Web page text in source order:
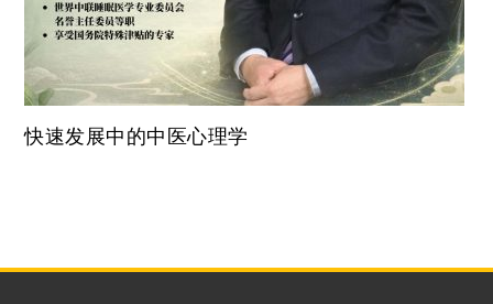
快速发展中的中医心理学